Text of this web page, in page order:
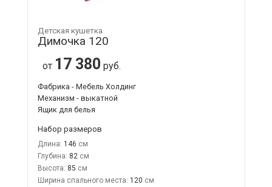
Детская кушетка
Димочка 120
от 17 380 руб.
Фабрика - Мебель Холдинг
Механизм - выкатной
Ящик для белья
Набор размеров
Длина: 146
Глубина: 82
Высота: 85
Ширина спального места: 120